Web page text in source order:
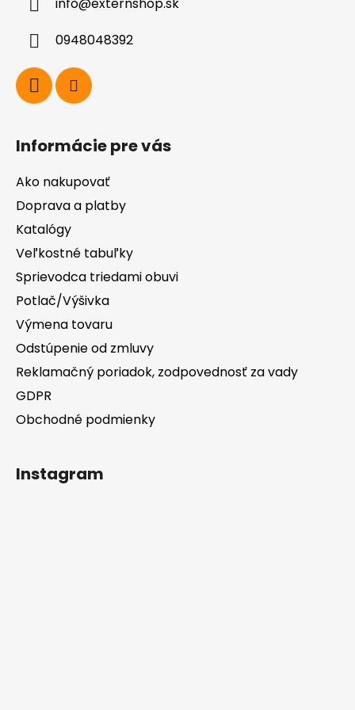
info@externshop.sk
0948048392
Informácie pre vás
Ako nakupovať
Doprava a platby
Katalógy
Veľkostné tabuľky
Sprievodca triedami obuvi
Potlač/Výšivka
Výmena tovaru
Odstúpenie od zmluvy
Reklamačný poriadok, zodpovednosť za vady
GDPR
Obchodné podmienky
Instagram